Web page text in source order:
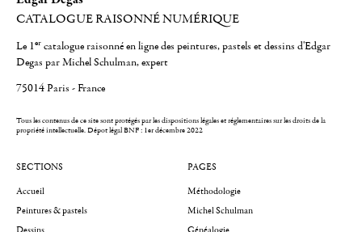
CATALOGUE RAISONNÉ NUMÉRIQUE
Le 1er catalogue raisonné en ligne des peintures, pastels et dessins d'Edgar
Degas par Michel Schulman, expert
75014 Paris - France
Tous les contenus de ce site sont protégés par les dispositions légales et réglementaires sur les droits de la
propriété intellectuelle.Dépot légal BNF : 1er décembre 2022
SECTIONS
Accueil
Peintures & pastels
PAGES
Méthodologie
Michel Schulman